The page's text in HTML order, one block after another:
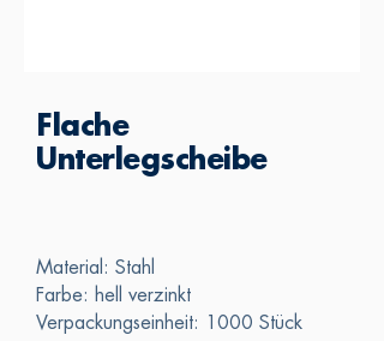
Flache
Unterlegscheibe
Material: Stahl
Farbe: hell verzinkt
Verpackungseinheit: 1000 Stück